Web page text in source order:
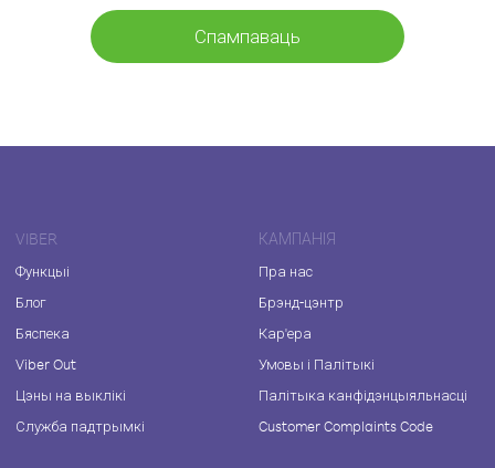
Спампаваць
VIBER
Функцыі
Блог
Бяспека
Viber Out
Цэны на выклікі
Служба падтрымкі
КАМПАНІЯ
Пра нас
Брэнд-цэнтр
Кар'ера
Умовы і Палітыкі
Палітыка канфідэнцыяльнасці
Customer Complaints Code